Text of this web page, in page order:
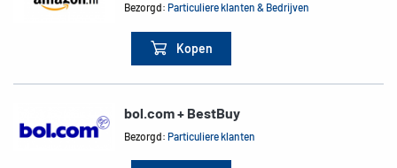
Bezorgd:Particuliere klanten & Bedrijven
Kopen
bol.com + BestBuy
Bezorgd:Particuliere klanten